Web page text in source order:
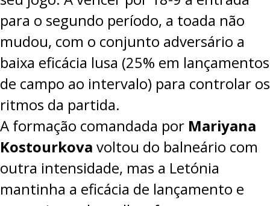
para o segundo período, a toada não
mudou, com o conjunto adversário a
baixa eficácia lusa (25% em lançamentos
de campo ao intervalo) para controlar os
ritmos da partida.
A formação comandada por Mariyana
Kostourkova voltou do balneário com
outra intensidade, mas a Letónia
mantinha a eficácia de lançamento e